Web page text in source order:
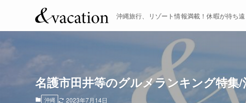
沖縄旅行、リゾート情報満載！休暇が待ち
名護市田井等のグルメランキング特集/
沖縄 2023年7月14日